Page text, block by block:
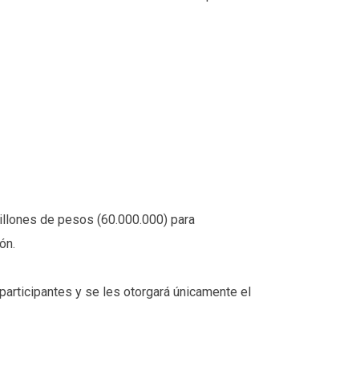
de pesos (60.000.000) para
y se les otorgará únicamente el